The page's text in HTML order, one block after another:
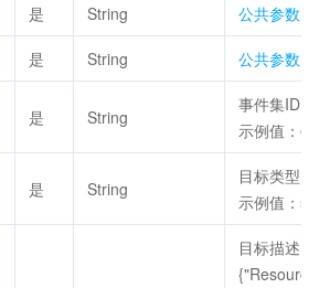
是 String 公共参数
是 String 公共参数
是 String
事件集ID
示例值：
是 String
目标类型;
示例值：scf
目标描述